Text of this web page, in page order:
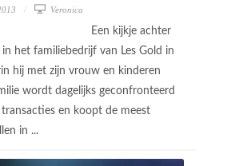
Veronica
Een kijkje achter
het familiebedrijf van Les Gold in
hij met zijn vrouw en kinderen
wordt dagelijks geconfronteerd
transacties en koopt de meest
in ...